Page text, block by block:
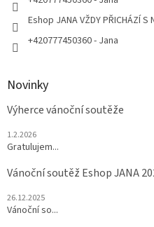
Eshop JANA VŽDY PŘICHÁZÍ S
+420777450360 - Jana
Novinky
Výherce vánoční soutěže
1.2.2026
Gratulujem...
Vánoční soutěž Eshop JANA
26.12.2025
Vánoční so...